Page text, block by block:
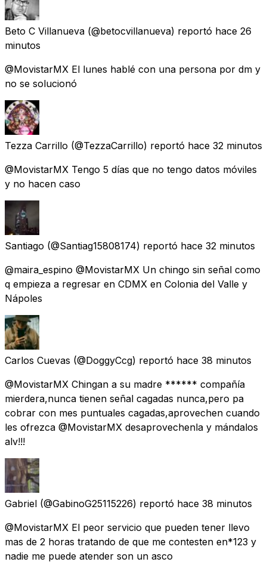
Beto C Villanueva (@betocvillanueva) reportó hace 26
minutos
@MovistarMX El lunes hablé con una persona por dm y
no se solucionó
Tezza Carrillo (@TezzaCarrillo) reportó hace 32 minutos
@MovistarMX Tengo 5 días que no tengo datos móviles
y no hacen caso
Santiago (@Santiag15808174) reportó hace 32 minutos
@maira_espino @MovistarMX Un chingo sin señal como
q empieza a regresar en CDMX en Colonia del Valle y
Nápoles
Carlos Cuevas (@DoggyCcg) reportó hace 38 minutos
@MovistarMX Chingan a su madre ****** compañía
mierdera,nunca tienen señal cagadas nunca,pero pa
cobrar con mes puntuales cagadas,aprovechen cuando
les ofrezca @MovistarMX desaprovechenla y mándalos
alv!!!
Gabriel (@GabinoG25115226) reportó hace 38 minutos
@MovistarMX El peor servicio que pueden tener llevo
mas de 2 horas tratando de que me contesten en*123 y
nadie me puede atender son un asco